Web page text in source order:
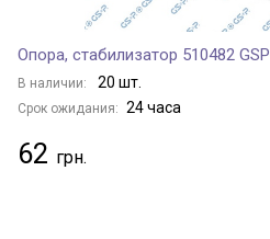
Опора, стабилизатор 510482 GSP
В наличии: 20 шт.
Срок ожидания: 24 часа
62